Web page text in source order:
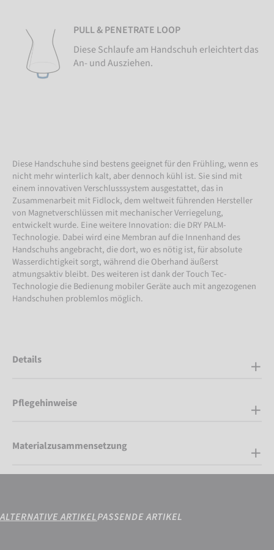
PULL & PENETRATE LOOP
Diese Schlaufe am Handschuh erleichtert das
An- und Ausziehen.
Diese Handschuhe sind bestens geeignet für den Frühling, wenn es
nicht mehr winterlich kalt, aber dennoch kühl ist. Sie sind mit
einem innovativen Verschlusssystem ausgestattet, das in
Zusammenarbeit mit Fidlock, dem weltweit führenden Hersteller
von Magnetverschlüssen mit mechanischer Verriegelung,
entwickelt wurde. Eine weitere Innovation: die DRY PALM-
Technologie. Dabei wird eine Membran auf die Innenhand des
Handschuhs angebracht, die dort, wo es nötig ist, für absolute
Wasserdichtigkeit sorgt, während die Oberhand äußerst
atmungsaktiv bleibt. Des weiteren ist dank der Touch Tec-
Technologie die Bedienung mobiler Geräte auch mit angezogenen
Handschuhen problemlos möglich.
Details
Pflegehinweise
Materialzusammensetzung
ALTERNATIVE ARTIKELPASSENDE ARTIKEL